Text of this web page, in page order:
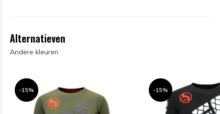
Alternatieven
Andere kleuren
-15% -15%